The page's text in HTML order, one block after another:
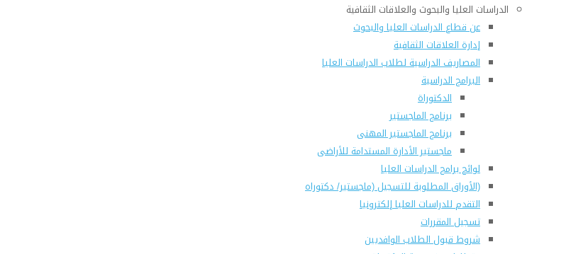
الدراسات العليا والبحوث والعلاقات الثقافية
عن قطاع الدراسات العليا والبحوث
إدارة العلاقات الثقافية
المصاريف الدراسية لطلاب الدراسات العليا
البرامج الدراسية
الدكتوراة
برنامج الماجستير
برنامج الماجستير المهنى
ماجستير الأدارة المستدامة للأراضى
لوائح برامج الدراسات العليا
(الأوراق المطلوبة للتسجيل (ماجستير/ دكتوراه
التقدم للدراسات العليا إلكترونيا
تسجيل المقررات
شروط قبول الطلاب الوافديين